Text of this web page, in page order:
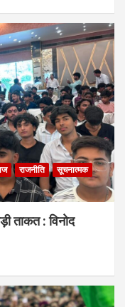
राजनीति
सूचनात्मक
ताकत : विनोद